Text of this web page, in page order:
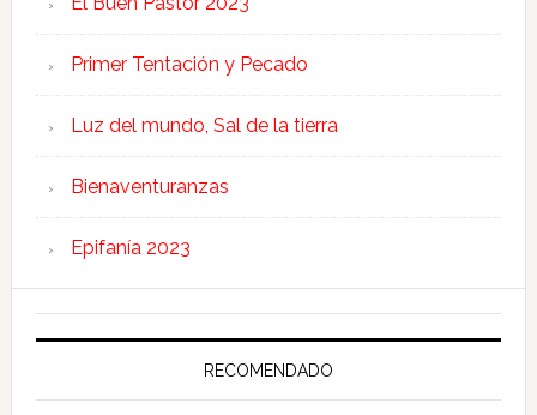
Primer Tentación y Pecado
Luz del mundo, Sal de la tierra
Bienaventuranzas
Epifanía 2023
RECOMENDADO